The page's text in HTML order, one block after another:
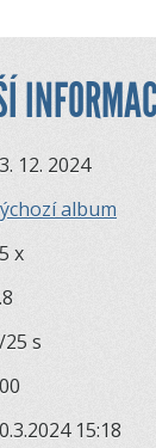
12. 2024
album
x
25 s
15:18